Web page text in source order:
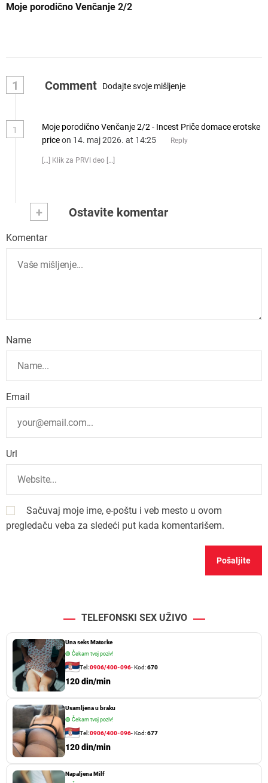
Moje porodično Venčanje 2/2
1 Comment Dodajte svoje mišljenje
1
Moje porodično Venčanje 2/2 - Incest Priče domace erotske
priceon 14. maj 2026. at 14:25 Reply
[…] Klik za PRVI deo […]
+ Ostavite komentar
Komentar
Name
Email
Url
Sačuvaj moje ime, e-poštu i veb mesto u ovom
pregledaču veba za sledeći put kada komentarišem.
TELEFONSKI SEX UŽIVO
Una seks Matorke
🟢 Čekam tvoj poziv!
Tel:0906/400-096- Kod:670
120 din/min
Usamljena u braku
🟢 Čekam tvoj poziv!
Tel:0906/400-096- Kod:677
120 din/min
Napaljena Milf